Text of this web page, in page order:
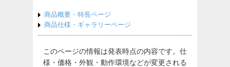
商品概要・特長ページ
商品仕様・ギャラリーページ
このページの情報は発表時点の内容です。仕
様・価格・外観・動作環境などが変更される